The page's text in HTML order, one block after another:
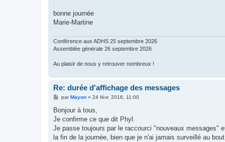
bonne journée
Marie-Martine
Conférence aux ADHS 25 septembre 2026
Assemblée générale 26 septembre 2026
Au plaisir de nous y retrouver nombreux !
Re: durée d'affichage des messages
M
s
a
g
parMayon» 24 févr. 2016, 11:00
Bonjour à tous,
Je confirme ce que dit Phyl.
Je passe toujours par le raccourci "nouveaux messages"
la fin de la journée, bien que je n'ai jamais surveillé au